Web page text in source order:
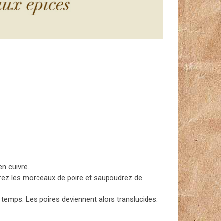
cuivre.
les morceaux de poire et saupoudrez de
Les poires deviennent alors translucides.